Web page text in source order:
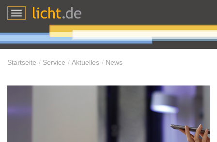
Toggle
Startseite Service Aktuelles News